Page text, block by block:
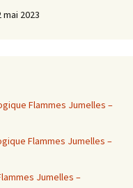
mai 2023
Flammes Jumelles –
Flammes Jumelles –
Jumelles –